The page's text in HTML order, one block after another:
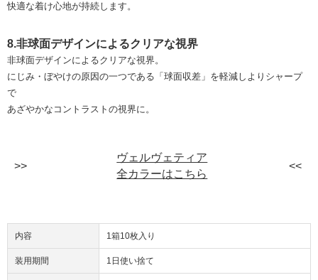
快適な着け心地が持続します。
8.非球面デザインによるクリアな視界
非球面デザインによるクリアな視界。
にじみ・ぼやけの原因の一つである「球面収差」を軽減しよりシャープ
で
あざやかなコントラストの視界に。
ヴェルヴェティア
全カラーはこちら
内容 1箱10枚入り
装用期間 1日使い捨て